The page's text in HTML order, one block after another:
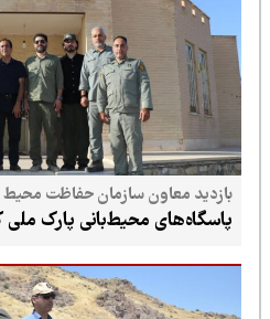
بازدید معاون سازمان حفاظت محیط
پاسگاه‌های محیط‌بانی پارک ملی